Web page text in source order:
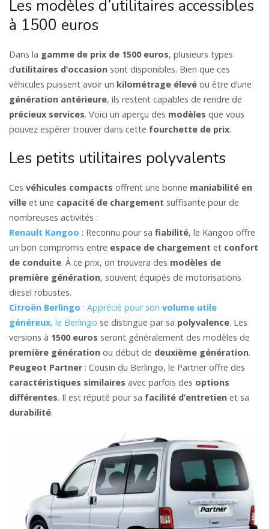
Les modèles d’utilitaires accessibles
à 1500 euros
Dans la gamme de prix de 1500 euros, plusieurs types
d’utilitaires d’occasion sont disponibles. Bien que ces
véhicules puissent avoir un kilométrage élevé ou être d’une
génération antérieure, ils restent capables de rendre de
précieux services. Voici un aperçu des modèles que vous
pouvez espérer trouver dans cette fourchette de prix.
Les petits utilitaires polyvalents
Ces véhicules compacts offrent une bonne maniabilité en
ville et une capacité de chargement suffisante pour de
nombreuses activités :
Renault Kangoo : Reconnu pour sa fiabilité, le Kangoo offre
un bon compromis entre espace de chargement et confort
de conduite. À ce prix, on trouvera des modèles de
première génération, souvent équipés de motorisations
diesel robustes.
Citroën Berlingo : Apprécié pour son volume utile
généreux, le Berlingo se distingue par sa polyvalence. Les
versions à 1500 euros seront généralement des modèles de
première génération ou début de deuxième génération.
Peugeot Partner : Cousin du Berlingo, le Partner offre des
caractéristiques similaires avec parfois des options
différentes. Il est réputé pour sa facilité d’entretien et sa
durabilité.